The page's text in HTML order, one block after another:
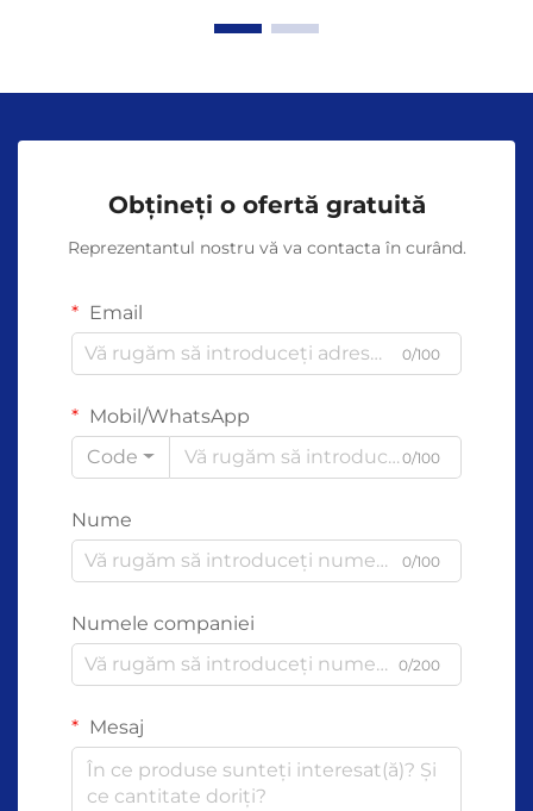
Obțineți o ofertă gratuită
Reprezentantul nostru vă va contacta în curând.
Email
0/100
Mobil/WhatsApp
Code
0/100
Nume
0/100
Numele companiei
0/200
Mesaj